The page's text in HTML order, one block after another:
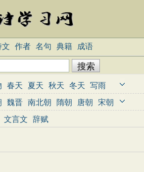
文 作者 名句 典籍 成语
春天 夏天 秋天 冬天
写雨
梅花 荷花 菊花 柳树
月亮
长江 黄河 儿童 写鸟
写马
抒情 爱国 离别 送别 思乡
读书 惜时 婉约 豪放 诗经
魏晋 南北朝 隋朝 唐朝
宋朝
近代 当代
文言文 辞赋